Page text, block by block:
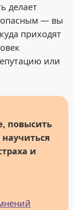
делает
опасным — вы
приходят
или
повысить
и